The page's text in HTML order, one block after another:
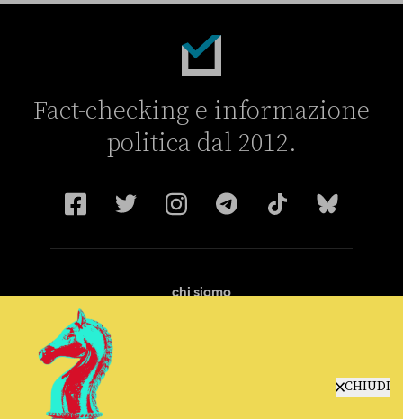
CHIUDI
Fact-checking e informazione
politica dal 2012.
chi siamo